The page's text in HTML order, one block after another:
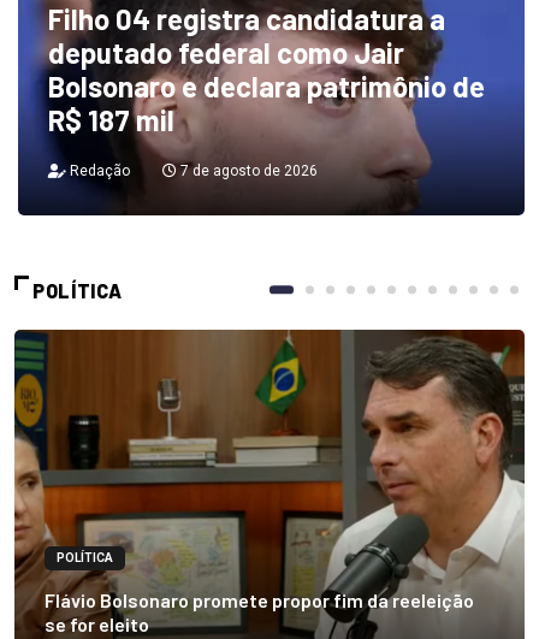
Filho 04 registra candidatura a
deputado federal como Jair
Bolsonaro e declara patrimônio de
R$ 187 mil
Redação 7 de agosto de 2026
POLÍTICA
POLÍTICA
Flávio Bolsonaro promete propor fim da reeleição
se for eleito